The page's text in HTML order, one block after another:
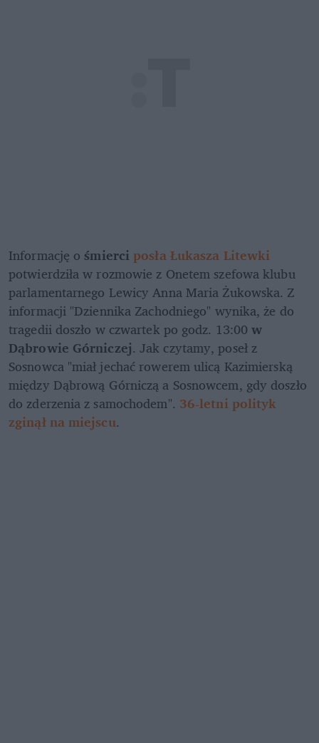
Informację o śmierci posła Łukasza Litewki
potwierdziła w rozmowie z Onetem szefowa klubu
parlamentarnego Lewicy Anna Maria Żukowska. Z
informacji "Dziennika Zachodniego" wynika, że do
tragedii doszło w czwartek po godz. 13:00 w
Dąbrowie Górniczej. Jak czytamy, poseł z
Sosnowca "miał jechać rowerem ulicą Kazimierską
między Dąbrową Górniczą a Sosnowcem, gdy doszło
do zderzenia z samochodem". 36-letni polityk
zginął na miejscu.